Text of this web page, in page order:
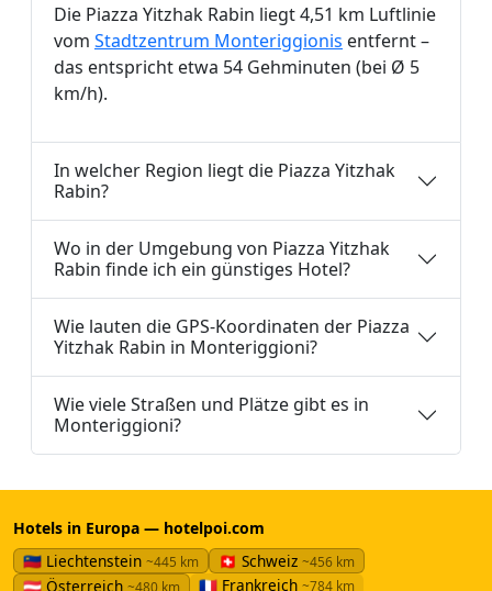
Die Piazza Yitzhak Rabin liegt 4,51 km Luftlinie
vom Stadtzentrum Monteriggionis entfernt –
das entspricht etwa 54 Gehminuten (bei Ø 5
km/h).
In welcher Region liegt die Piazza Yitzhak
Rabin?
Wo in der Umgebung von Piazza Yitzhak
Rabin finde ich ein günstiges Hotel?
Wie lauten die GPS-Koordinaten der Piazza
Yitzhak Rabin in Monteriggioni?
Wie viele Straßen und Plätze gibt es in
Monteriggioni?
Hotels in Europa — hotelpoi.com
🇱🇮 Liechtenstein ~445 km 🇨🇭 Schweiz ~456 km
🇦🇹 Österreich ~480 km 🇫🇷 Frankreich ~784 km